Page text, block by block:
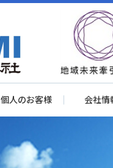
個人のお客様 会社情